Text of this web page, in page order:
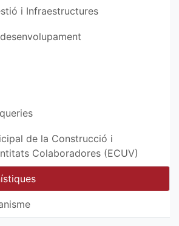
i Infraestructures
de la Construcció i
Colaboradores (ECUV)